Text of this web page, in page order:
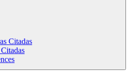
Citadas